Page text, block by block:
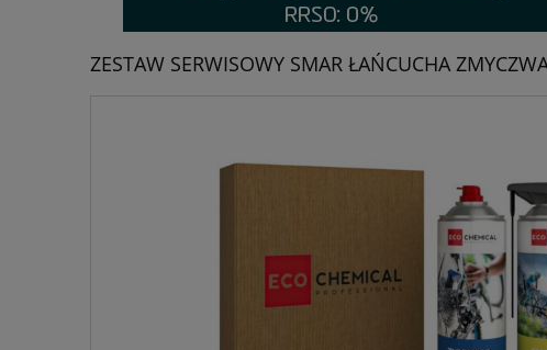
ZESTAW SERWISOWY SMAR ŁAŃCUCHA